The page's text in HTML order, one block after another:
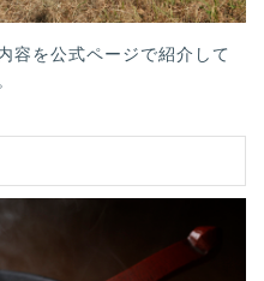
容を公式ページで紹介して